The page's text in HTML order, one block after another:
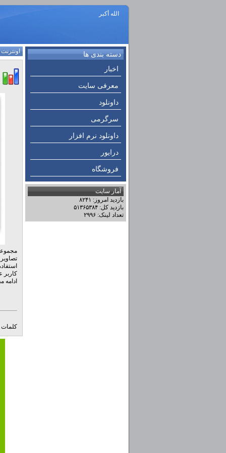
الله أكبر
دسته بندی ها
اخبار
معرفی سایت
داونلود
سرگرمی
داونلود نرم افزار
درایور
فروشگاه
آمار سایت
بازدید امروز: ۸۲۴۱
بازدید کل: ۵۱۳۶۵۳۸۴
تعداد لینک: ۲۹۹۶
اونترنت
کلمات